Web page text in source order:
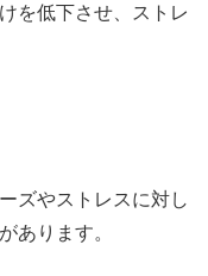
を低下させ、ストレ
ズやストレスに対し
あります。